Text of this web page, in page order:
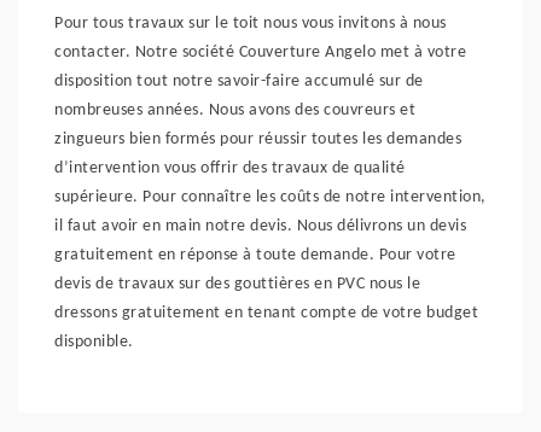
Pour tous travaux sur le toit nous vous invitons à nous
contacter. Notre société Couverture Angelo met à votre
disposition tout notre savoir-faire accumulé sur de
nombreuses années. Nous avons des couvreurs et
zingueurs bien formés pour réussir toutes les demandes
d’intervention vous offrir des travaux de qualité
supérieure. Pour connaître les coûts de notre intervention,
il faut avoir en main notre devis. Nous délivrons un devis
gratuitement en réponse à toute demande. Pour votre
devis de travaux sur des gouttières en PVC nous le
dressons gratuitement en tenant compte de votre budget
disponible.